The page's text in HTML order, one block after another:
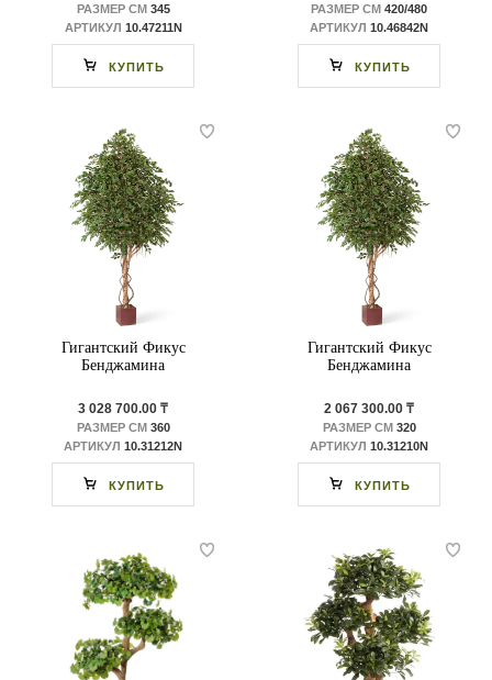
РАЗМЕР СМ 345
АРТИКУЛ 10.47211N
КУПИТЬ
РАЗМЕР СМ 420/480
АРТИКУЛ 10.46842N
КУПИТЬ
Гигантский Фикус
Бенджамина
3 028 700.00 ₸
РАЗМЕР СМ 360
АРТИКУЛ 10.31212N
КУПИТЬ
Гигантский Фикус
Бенджамина
2 067 300.00 ₸
РАЗМЕР СМ 320
АРТИКУЛ 10.31210N
КУПИТЬ